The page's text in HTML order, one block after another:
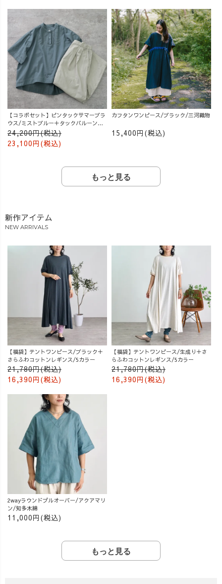
【コラボセット】ピンタックサマーブラ
ウス/ミストブルー＋タックバルーンパ
ンツ/グレージュ
24,200円(税込)
23,100円(税込)
カフタンワンピース/ブラック/三河織物
15,400円(税込)
もっと見る
新作アイテム
NEW ARRIVALS
【福袋】テントワンピース/ブラック＋
さらふわコットンレギンス/5カラー
21,780円(税込)
16,390円(税込)
【福袋】テントワンピース/生成り＋さ
らふわコットンレギンス/5カラー
21,780円(税込)
16,390円(税込)
2wayラウンドプルオーバー/アクアマリ
ン/知多木綿
11,000円(税込)
もっと見る